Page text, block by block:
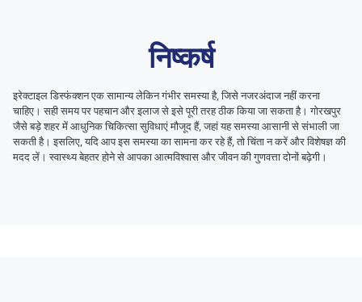
निष्कर्ष
इरेक्टाइल डिस्फंक्शन एक सामान्य लेकिन गंभीर समस्या है, जिसे नजरअंदाज नहीं करना
चाहिए। सही समय पर पहचान और इलाज से इसे पूरी तरह ठीक किया जा सकता है। गोरखपुर
जैसे बड़े शहर में आधुनिक चिकित्सा सुविधाएं मौजूद हैं, जहां यह समस्या आसानी से संभाली जा
सकती है। इसलिए, यदि आप इस समस्या का सामना कर रहे हैं, तो चिंता न करें और विशेषज्ञ की
मदद लें। स्वास्थ्य बेहतर होने से आपका आत्मविश्वास और जीवन की गुणवत्ता दोनों बढ़ेगी।